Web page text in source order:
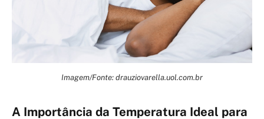
Imagem/Fonte: drauziovarella.uol.com.br
A Importância da Temperatura Ideal para